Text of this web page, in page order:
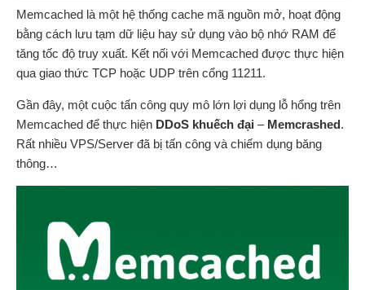
Memcached là một hệ thống cache mã nguồn mở, hoạt động
bằng cách lưu tạm dữ liệu hay sử dụng vào bộ nhớ RAM để
tăng tốc độ truy xuất. Kết nối với Memcached được thực hiện
qua giao thức TCP hoặc UDP trên cổng 11211.
Gần đây, một cuộc tấn công quy mô lớn lợi dụng lỗ hổng trên
Memcached để thực hiện DDoS khuếch đại – Memcrashed.
Rất nhiều VPS/Server đã bị tấn công và chiếm dụng băng
thông…